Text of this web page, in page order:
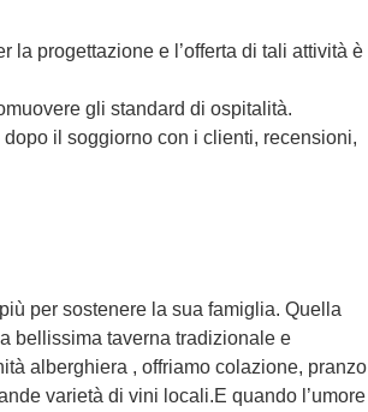
progettazione e l’offerta di tali attività è
gli standard di ospitalità.
il soggiorno con i clienti, recensioni,
per sostenere la sua famiglia. Quella
bellissima taverna tradizionale e
alberghiera , offriamo colazione, pranzo
varietà di vini locali.E quando l’umore